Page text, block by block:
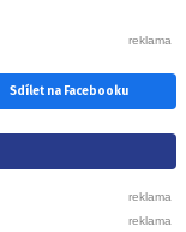
Sdílet na Facebooku